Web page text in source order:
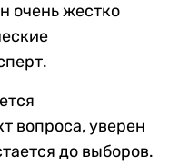
очень жестко
вопроса, уверен
до выборов.